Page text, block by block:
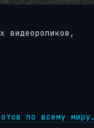
видеороликов,
по всему миру.